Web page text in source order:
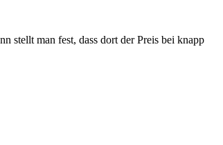
stellt man fest, dass dort der Preis bei knapp